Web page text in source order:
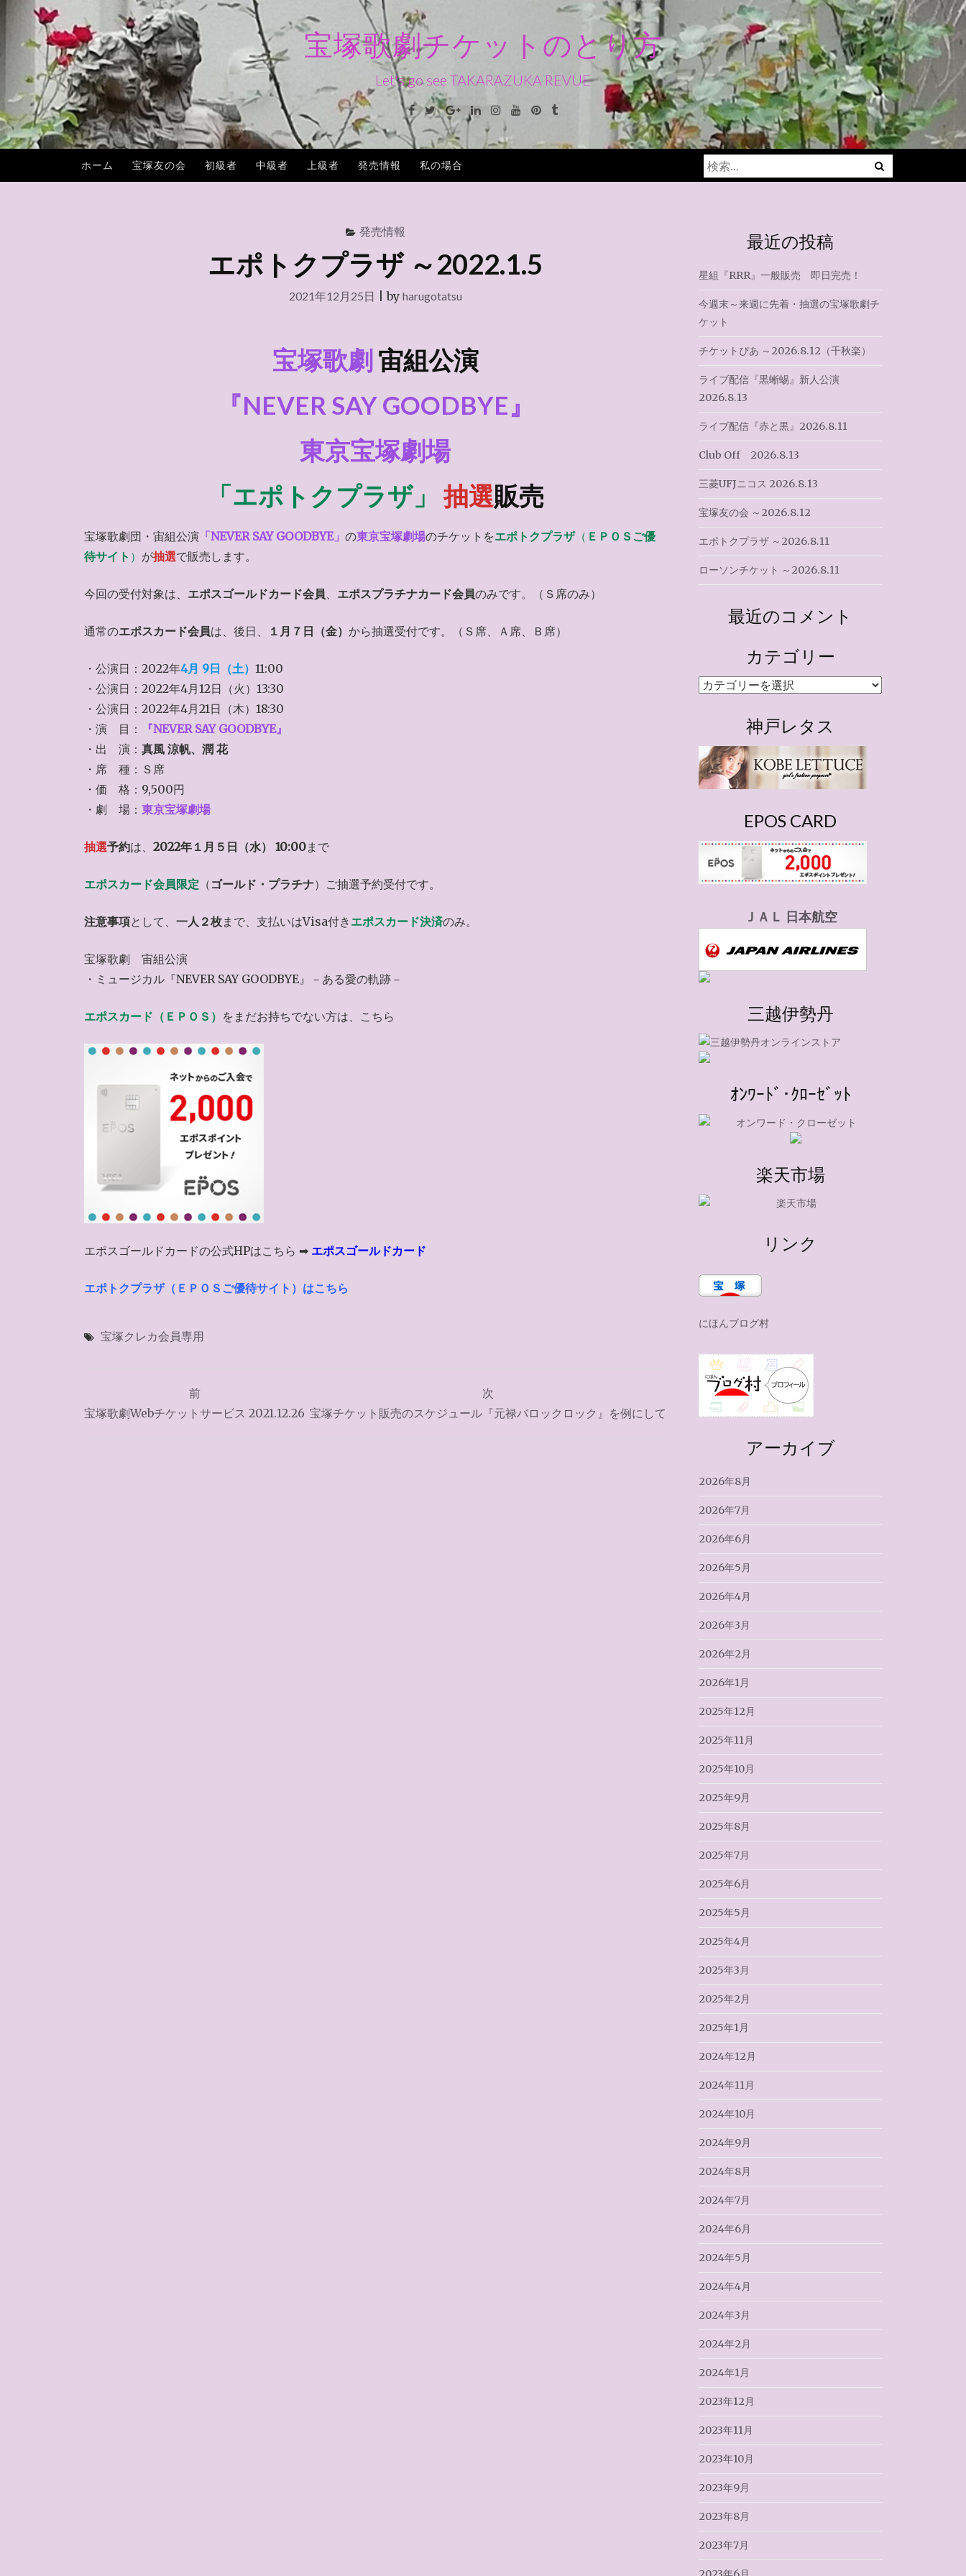
へ
ス
キ
宝塚歌劇チケットのとり方
Let's go see TAKARAZUKA REVUE
Facebook
TwitterGoogle+LinkedinInstagramYoutubePinterest
Tumblr
ホーム 宝塚友の会 初級者 中級者 上級者 発売情報 私の場合
検
索:
発売情報
エポトクプラザ ～2022.1.5
2021年12月25日 |by harugotatsu
宝塚歌劇 宙組公演
『NEVER SAY GOODBYE』
東京宝塚劇場
「エポトクプラザ」 抽選販売
宝塚歌劇団・宙組公演 「NEVER SAY GOODBYE」 の東京宝塚劇場のチケットをエポトクプラザ（ ＥＰＯＳご優
待サイト ） が抽選で販売します。
今回の受付対象は、 エポスゴールドカード会員、 エポスプラチナカード会員のみです。（Ｓ席のみ）
通常のエポスカード会員は、後日、 １月７日（金） から抽選受付です。（Ｓ席、Ａ席、Ｂ席）
・公演日：2022年4月 9日（土） 11:00
・公演日：2022年4月12日（火）13:30
・公演日：2022年4月21日（木）18:30
・演 目：
『NEVER SAY GOODBYE』
・出 演： 真風 涼帆、潤 花
・席 種：Ｓ席
・価 格：9,500円
・劇 場： 東京宝塚劇場
抽選予約は、 2022年１月５日（水） 10:00まで
エポスカード会員限定 （ ゴールド・プラチナ）ご抽選予約受付です。
注意事項として、 一人２枚まで、支払いはVisa付き エポスカード決済のみ。
宝塚歌劇 宙組公演
・ミュージカル『NEVER SAY GOODBYE』－ある愛の軌跡－
エポスカード（ＥＰＯＳ） をまだお持ちでない方は、こちら
エポスゴールドカードの公式HPはこちら ➡ エポスゴールドカード
エポトクプラザ（ＥＰＯＳご優待サイト）はこちら
宝塚クレカ会員専用
稿
前
宝塚歌劇Webチケットサービス 2021.12.26
次
宝塚チケット販売のスケジュール『元禄バロックロック』を例にして
最近の投稿
星組『RRR』一般販売 即日完売！
今週末～来週に先着・抽選の宝塚歌劇チ
ケット
チケットぴあ ～2026.8.12（千秋楽）
ライブ配信『黒蜥蜴』新人公演
2026.8.13
ライブ配信『赤と黒』2026.8.11
Club Off 2026.8.13
三菱UFJニコス 2026.8.13
宝塚友の会 ～2026.8.12
エポトクプラザ ～2026.8.11
ローソンチケット ～2026.8.11
最近のコメント
カテゴリー
カ
ー
神戸レタス
EPOS CARD
ＪＡＬ 日本航空
三越伊勢丹
ｵﾝﾜｰﾄﾞ･ｸﾛｰｾﾞｯﾄ
楽天市場
リンク
にほんブログ村
アーカイブ
2026年8月
2026年7月
2026年6月
2026年5月
2026年4月
2026年3月
2026年2月
2026年1月
2025年12月
2025年11月
2025年10月
2025年9月
2025年8月
2025年7月
2025年6月
2025年5月
2025年4月
2025年3月
2025年2月
2025年1月
2024年12月
2024年11月
2024年10月
2024年9月
2024年8月
2024年7月
2024年6月
2024年5月
2024年4月
2024年3月
2024年2月
2024年1月
2023年12月
2023年11月
2023年10月
2023年9月
2023年8月
2023年7月